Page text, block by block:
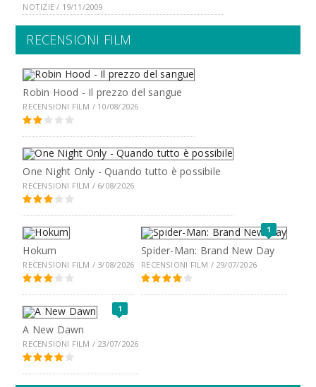
NOTIZIE / 19/11/2009
RECENSIONI FILM
Robin Hood - Il prezzo del sangue
RECENSIONI FILM / 10/08/2026
One Night Only - Quando tutto è possibile
RECENSIONI FILM / 6/08/2026
Hokum
RECENSIONI FILM / 3/08/2026
1
Spider-Man: Brand New Day
RECENSIONI FILM / 29/07/2026
1
A New Dawn
RECENSIONI FILM / 23/07/2026